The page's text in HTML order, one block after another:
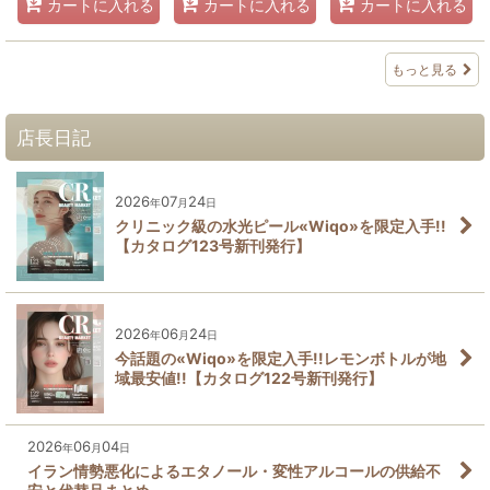
カートに入れる カートに入れる カートに入れる
もっと見る
店長日記
2026年07月 24日
クリニック級の水光ピール«Wiqo»を限定入手!!
【カタログ123号新刊発行】
2026年06月 24日
今話題の«Wiqo»を限定入手!!レモンボトルが地
域最安値!!【カタログ122号新刊発行】
2026年06月04日
イラン情勢悪化によるエタノール・変性アルコールの供給不